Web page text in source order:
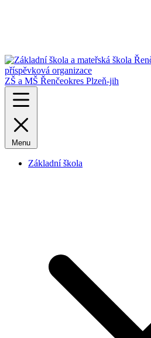
ZŠ a MŠ Řenčeokres Plzeň-jih
Menu
Základní škola